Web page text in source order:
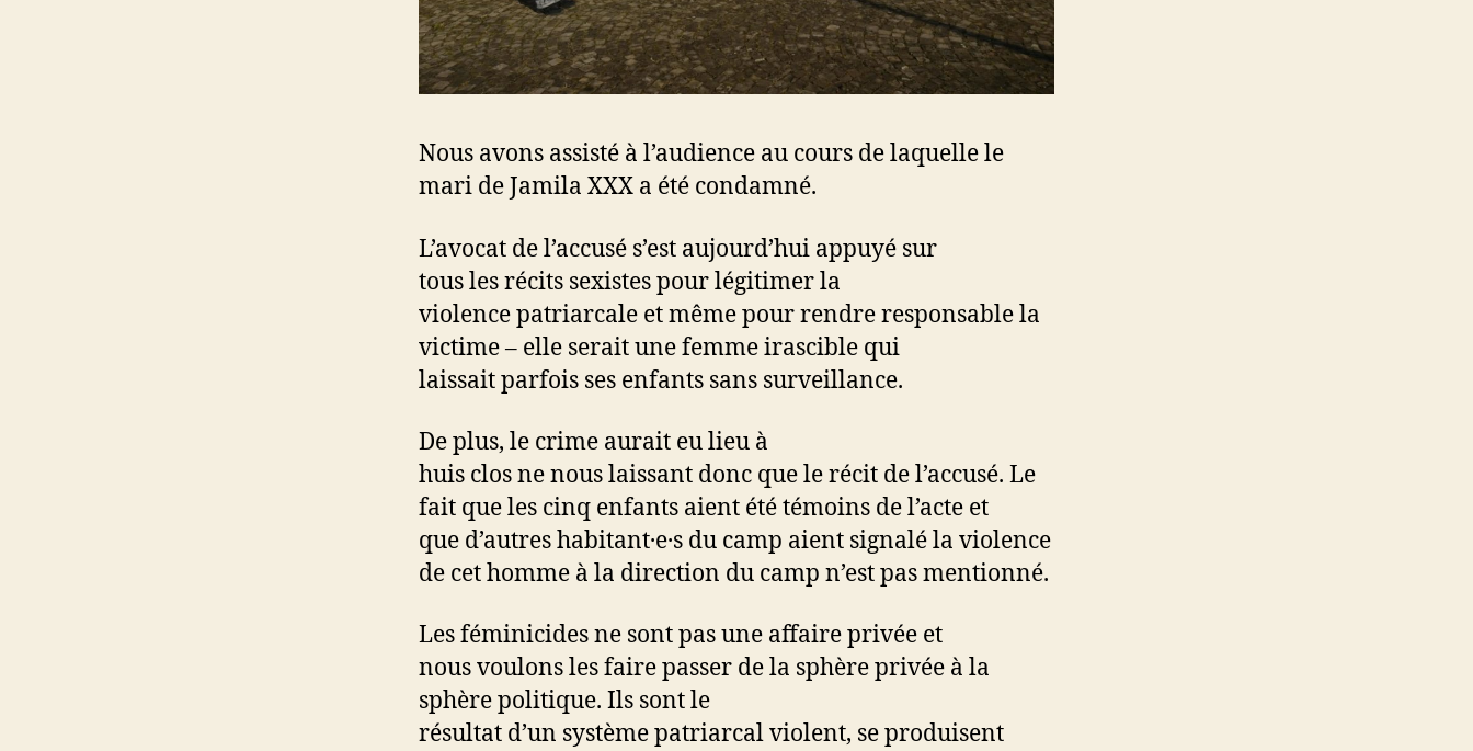
Nous avons assisté à l’audience au cours de laquelle le
mari de Jamila XXX a été condamné.
L’avocat de l’accusé s’est aujourd’hui appuyé sur
tous les récits sexistes pour légitimer la
violence patriarcale et même pour rendre responsable la
victime – elle serait une femme irascible qui
laissait parfois ses enfants sans surveillance.
De plus, le crime aurait eu lieu à
huis clos ne nous laissant donc que le récit de l’accusé. Le
fait que les cinq enfants aient été témoins de l’acte et
que d’autres habitant·e·s du camp aient signalé la violence
de cet homme à la direction du camp n’est pas mentionné.
Les féminicides ne sont pas une affaire privée et
nous voulons les faire passer de la sphère privée à la
sphère politique. Ils sont le
résultat d’un système patriarcal violent, se produisent